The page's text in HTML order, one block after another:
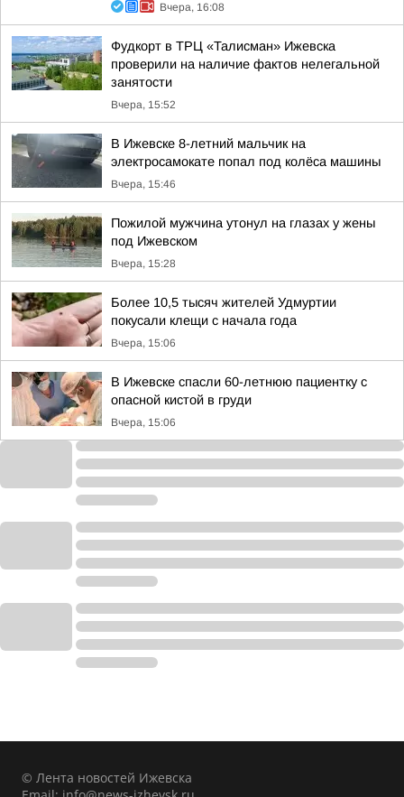
Вчера, 16:08
Фудкорт в ТРЦ «Талисман» Ижевска
проверили на наличие фактов нелегальной
занятости
Вчера, 15:52
В Ижевске 8-летний мальчик на
электросамокате попал под колёса машины
Вчера, 15:46
Пожилой мужчина утонул на глазах у жены
под Ижевском
Вчера, 15:28
Более 10,5 тысяч жителей Удмуртии
покусали клещи с начала года
Вчера, 15:06
В Ижевске спасли 60-летнюю пациентку с
опасной кистой в груди
Вчера, 15:06
© Лента новостей Ижевска